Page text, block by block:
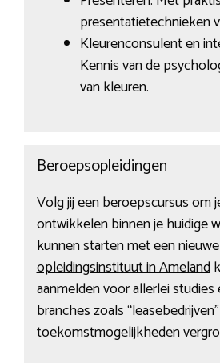
presentatietechnieken
Kleurenconsulent en
Kennis van de
van kleuren.
Beroepsopleidingen
Volg jij een beroepscursus om
ontwikkelen binnen je huidige
kunnen starten met een
opleidingsinstituut in Ameland
aanmelden voor allerlei
branches zoals
toekomstmogelijkheden